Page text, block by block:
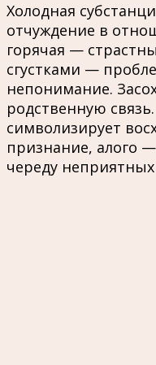
Холодная
отчуждение в
горячая —
сгустками —
непонимание.
родственную
символизирует
признание, алого
череду